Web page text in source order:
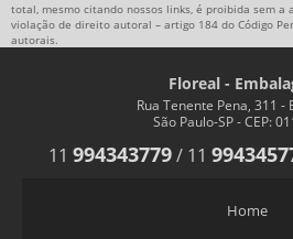
total, mesmo citando nossos links, é proibida sem a
violação de direito autoral – artigo 184 do Código
autorais.
Floreal -
Rua Tenente Pena, 311 -
São Paulo-SP - CEP:
11 994343779/ 11
Home